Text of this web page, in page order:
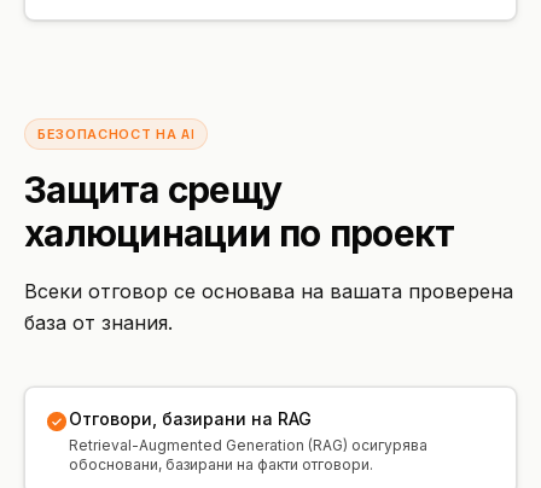
БЕЗОПАСНОСТ НА AI
Защита срещу
халюцинации по проект
Всеки отговор се основава на вашата проверена
база от знания.
Отговори, базирани на RAG
Retrieval-Augmented Generation (RAG) осигурява
обосновани, базирани на факти отговори.